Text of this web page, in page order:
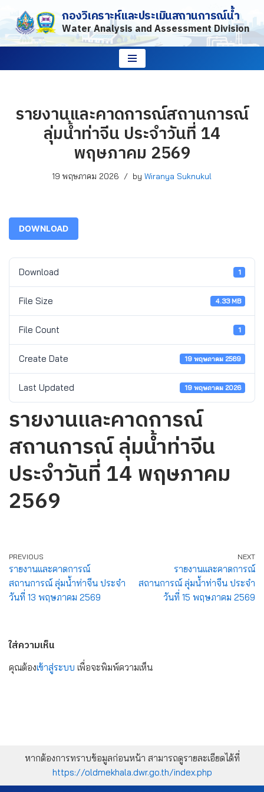
Skip
to
กองวิเคราะห์และประเมินสถานการณ์น้ำ
Water Analysis and Assessment Division
รายงานและคาดการณ์สถานการณ์
ลุ่มน้ำท่าจีน ประจำวันที่ 14
พฤษภาคม 2569
19 พฤษภาคม 2026 by Wiranya Suknukul
DOWNLOAD
Download 1
File Size 4.33 MB
File Count 1
Create Date 19 พฤษภาคม 2569
Last Updated 19 พฤษภาคม 2026
รายงานและคาดการณ์
สถานการณ์ ลุ่มน้ำท่าจีน
ประจำวันที่ 14 พฤษภาคม
2569
PREVIOUS
รายงานและคาดการณ์
สถานการณ์ ลุ่มน้ำท่าจีน ประจำ
วันที่ 13 พฤษภาคม 2569
NEXT
รายงานและคาดการณ์
สถานการณ์ ลุ่มน้ำท่าจีน ประจำ
วันที่ 15 พฤษภาคม 2569
ใส่ความเห็น
คุณต้องเข้าสู่ระบบ เพื่อจะพิมพ์ความเห็น
หากต้องการทราบข้อมูลก่อนหน้า สามารถดูรายละเอียดได้ที่
https://oldmekhala.dwr.go.th/index.php